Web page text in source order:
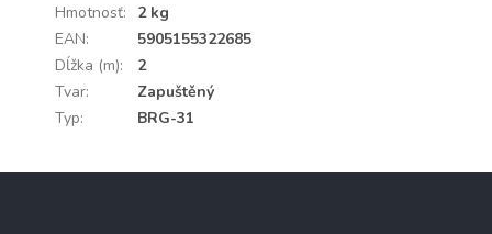
Hmotnosť:
2 kg
EAN:
5905155322685
Dĺžka (m):
2
Tvar:
Zapuštěný
Typ: BRG-31